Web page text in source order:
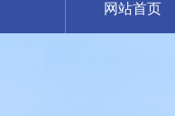
网站首页